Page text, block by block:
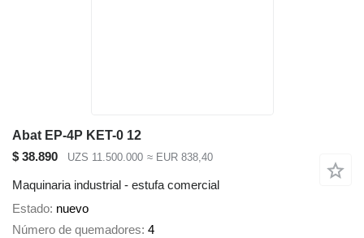
Abat EP-4P KET-0 12
$ 38.890
UZS 11.500.000 ≈ EUR 838,40
Maquinaria industrial - estufa comercial
Estado nuevo
Número de quemadores 4